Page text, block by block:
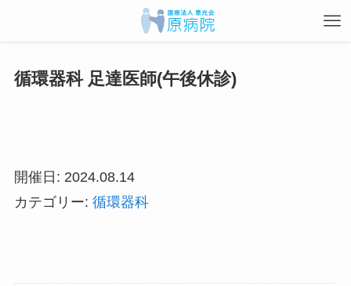
循環器科 足達医師(午後休診)
開催日: 2024.08.14
カテゴリー: 循環器科